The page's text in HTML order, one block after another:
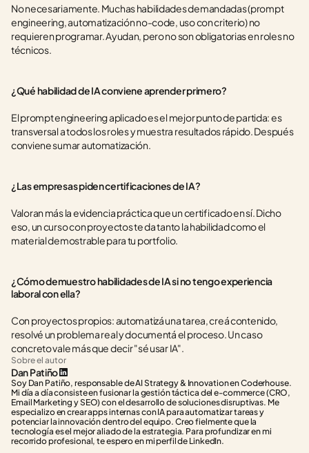
No necesariamente. Muchas habilidades demandadas (prompt
engineering, automatización no-code, uso con criterio) no
requieren programar. Ayudan, pero no son obligatorias en roles no
técnicos.
¿Qué habilidad de IA conviene aprender primero?
El prompt engineering aplicado es el mejor punto de partida: es
transversal a todos los roles y muestra resultados rápido. Después
conviene sumar automatización.
¿Las empresas piden certificaciones de IA?
Valoran más la evidencia práctica que un certificado en sí. Dicho
eso, un curso con proyectos te da tanto la habilidad como el
material demostrable para tu portfolio.
¿Cómo demuestro habilidades de IA si no tengo experiencia
laboral con ella?
Con proyectos propios: automatizá una tarea, creá contenido,
resolvé un problema real y documentá el proceso. Un caso
concreto vale más que decir "sé usar IA".
Sobre el autor
Dan Patiño
Soy Dan Patiño, responsable de AI Strategy & Innovation en Coderhouse.
Mi día a día consiste en fusionar la gestión táctica del e-commerce (CRO,
Email Marketing y SEO) con el desarrollo de soluciones disruptivas. Me
especializo en crear apps internas con IA para automatizar tareas y
potenciar la innovación dentro del equipo. Creo fielmente que la
tecnología es el mejor aliado de la estrategia. Para profundizar en mi
recorrido profesional, te espero en mi perfil de LinkedIn.